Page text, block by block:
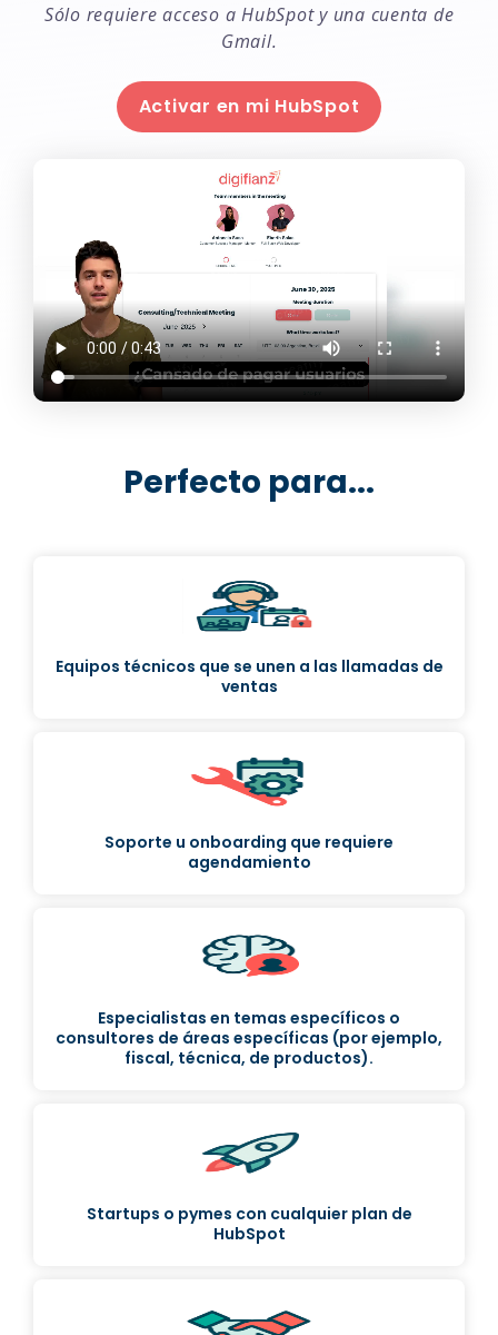
Sólo requiere acceso a HubSpot y una cuenta de
Gmail.
Activar en mi HubSpot
Perfecto para...
Equipos técnicos que se unen a las llamadas de
ventas
Soporte u onboarding que requiere
agendamiento
Especialistas en temas específicos o
consultores de áreas específicas (por ejemplo,
fiscal, técnica, de productos).
Startups o pymes con cualquier plan de
HubSpot